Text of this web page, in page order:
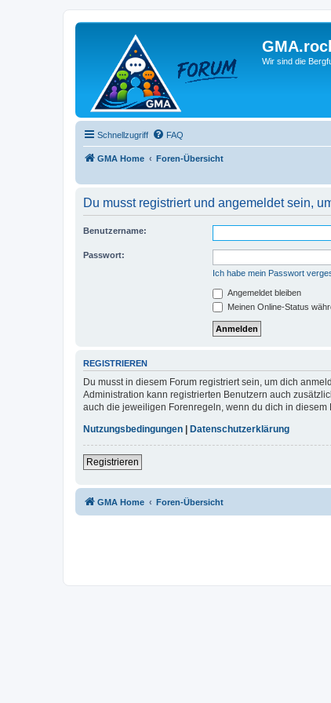
Wir sind die
Schnellzugriff FAQ
GMA Home Foren-Übersicht
Du musst registriert und angemeldet sein,
Benutzername:
Passwort:
Ich habe mein Passwort
Angemeldet bleiben
Meinen Online-Status
REGISTRIEREN
Du musst in diesem Forum registriert sein, um dich
Administration kann registrierten Benutzern auch
auch die jeweiligen Forenregeln, wenn du dich in diesem
Nutzungsbedingungen | Datenschutzerklärung
Registrieren
GMA Home Foren-Übersicht